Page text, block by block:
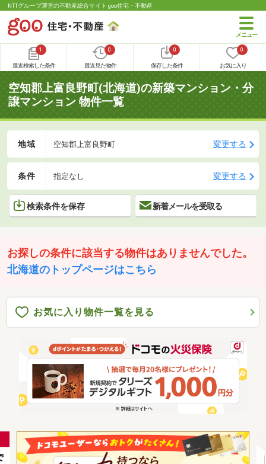
NTTグループ運営の不動産総合サイト goo住宅・不動産
1
最近検索した条件
0
最近見た物件
0
保存した条件
0
お気に入り
空知郡上富良野町(北海道)の新築マンション・分
譲マンション 物件一覧
地域 空知郡上富良野町 変更する
条件 指定なし 変更する
検索条件を保存 新着メールを受取る
お探しの条件に該当する物件はありませんでした。
北海道のトップページはこちら
お気に入り物件一覧を見る